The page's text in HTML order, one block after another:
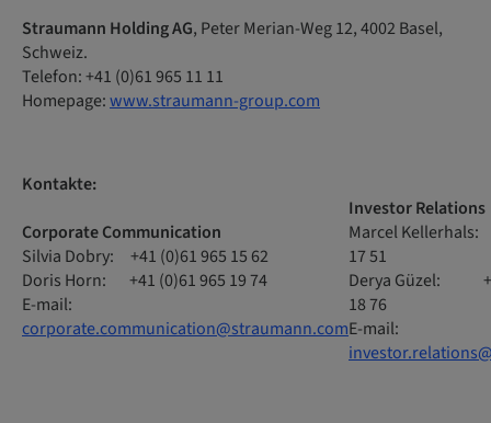
Straumann Holding AG, Peter Merian-Weg 12, 4002 Basel,
Schweiz.
Telefon: +41 (0)61 965 11 11
Homepage:www.straumann-group.com
Kontakte:
Corporate Communication
Silvia Dobry: +41 (0)61 965 15 62
Doris Horn: +41 (0)61 965 19 74
E-mail:
corporate.communication@straumann.com
Investor Relations
Marcel Kellerhals:
17 51
Derya Güzel:
18 76
E-mail: